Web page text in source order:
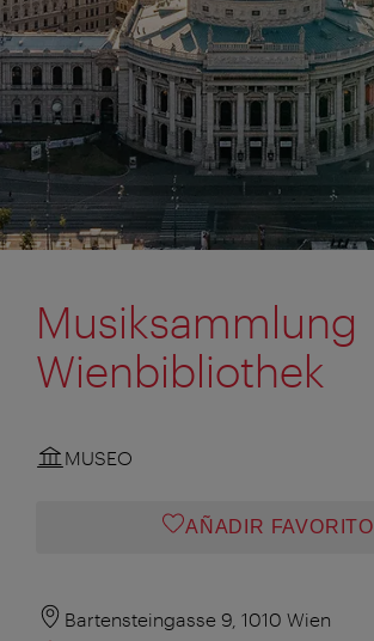
Musiksammlung
Wienbibliothek
MUSEO
AÑADIR FAVORITO
Bartensteingasse 9, 1010 Wien